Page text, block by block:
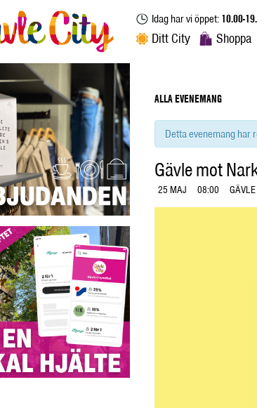
Idag har vi öppet:10.00-
Ditt City Shoppa
ALLA EVENEMANG
Detta evenemang har
Gävle mot
25 MAJ 08:00 GÄVLE